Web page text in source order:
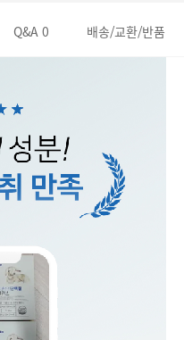
Q&A 0 배송/교환/반품